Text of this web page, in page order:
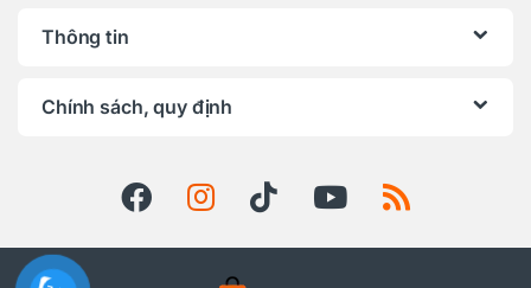
Thông tin
Chính sách, quy định